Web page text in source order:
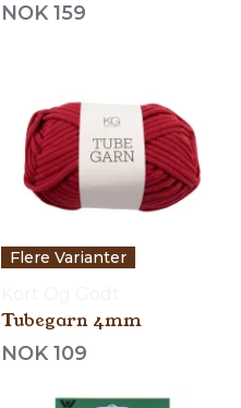
NOK 159
Flere Varianter
Tubegarn 4mm
NOK 109